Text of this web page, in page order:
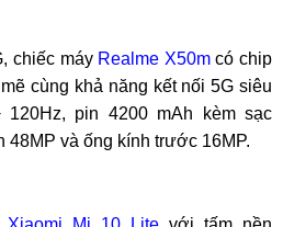
chiếc máy Realme X50mcó chip
cùng khả năng kết nối 5G siêu
pin 4200 mAh kèm sạc
48MP và ống kính trước 16MP.